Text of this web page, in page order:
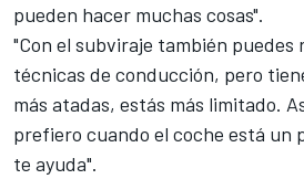
pueden hacer muchas cosas".
"Con el subviraje también puedes
técnicas de conducción, pero
más atadas, estás más limitado.
prefiero cuando el coche está un
te ayuda".